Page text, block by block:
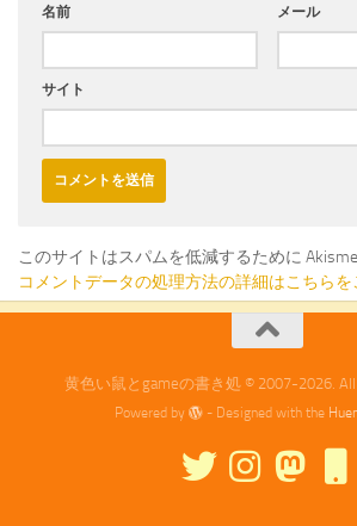
名前 メール
サイト
このサイトはスパムを低減するために
コメントデータの処理方法の詳細はこちら
黄色い鼠とgameの書き処 © 2007-2026. All
Powered by - Designed with the